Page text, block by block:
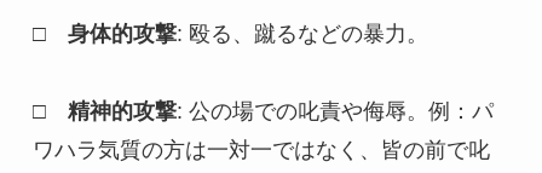
□　身体的攻撃: 殴る、蹴るなどの暴力。
□　精神的攻撃: 公の場での叱責や侮辱。例：パ
ワハラ気質の方は一対一ではなく、皆の前で叱